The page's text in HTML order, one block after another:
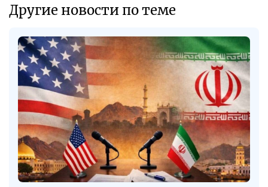
Другие новости по теме